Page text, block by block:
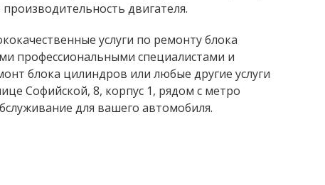
двигателя.
услуги по ремонту блока
профессиональными специалистами и
блока цилиндров или любые другие услуги
Софийской, 8, корпус 1, рядом с метро
для вашего автомобиля.